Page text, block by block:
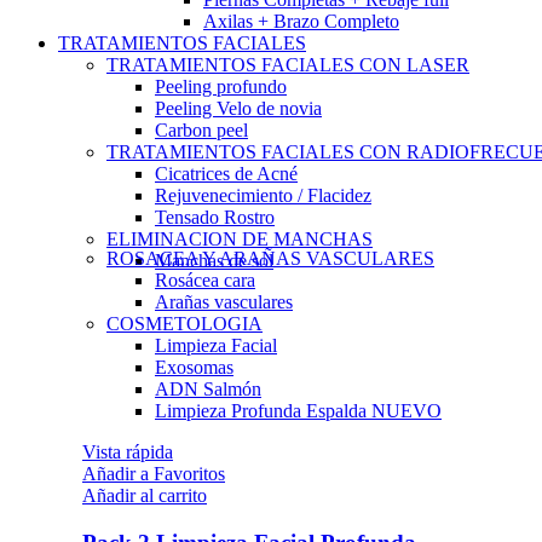
Axilas + Brazo Completo
TRATAMIENTOS FACIALES
TRATAMIENTOS FACIALES CON LASER
Peeling profundo
Peeling Velo de novia
Carbon peel
TRATAMIENTOS FACIALES CON
Cicatrices de Acné
Rejuvenecimiento / Flacidez
Tensado Rostro
ELIMINACION DE MANCHAS
Manchas de sol
ROSACEA Y ARAÑAS VASCULARES
Rosácea cara
Arañas vasculares
COSMETOLOGIA
Limpieza Facial
Exosomas
ADN Salmón
Limpieza Profunda Espalda NUEVO
Vista rápida
Añadir a Favoritos
Añadir al carrito